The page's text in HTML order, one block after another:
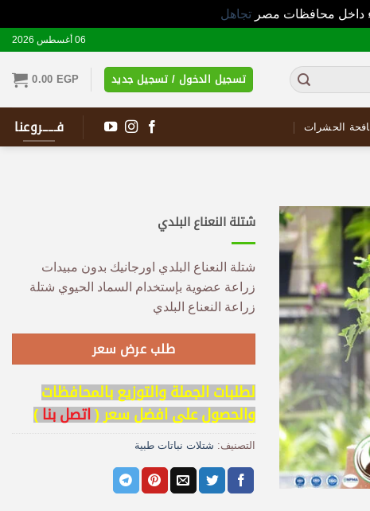
داخل محافظات مصرتجاهل
06 أغسطس 2026
تسجيل الدخول / تسجيل جديد 0.00 EGP
الحشرات فـــــروعنا
شتلة النعناع البلدي
شتلة النعناع البلدي اورجانيك بدون مبيدات
زراعة عضوية بإستخدام السماد الحيوي شتلة
زراعة النعناع البلدي
طلب عرض سعر
لطلبات الجملة والتوزيع بالمحافظات
والحصول على افضل سعر ( اتصل بنا )
التصنيف: شتلات نباتات طبية